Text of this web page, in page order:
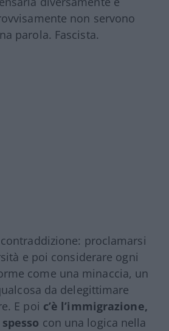
non servono
parola. Fascista.
proclamarsi
e poi considerare ogni
come una minaccia, un
da delegittimare
E poi c’è l’immigrazione,
con una logica nella